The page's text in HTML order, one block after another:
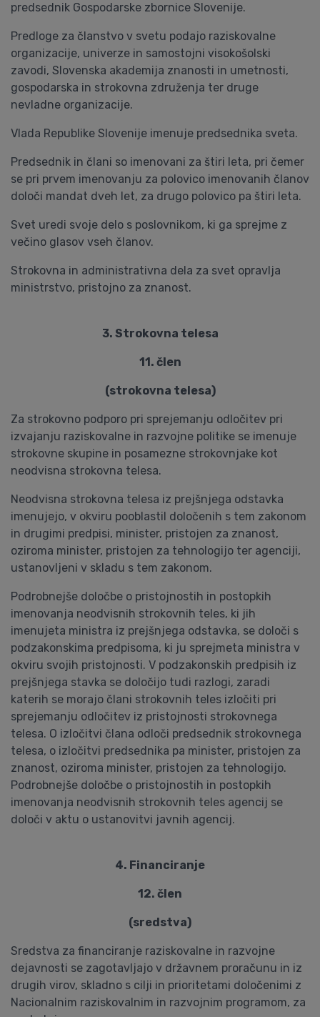
predsednik Gospodarske zbornice Slovenije.
Predloge za članstvo v svetu podajo raziskovalne
organizacije, univerze in samostojni visokošolski
zavodi, Slovenska akademija znanosti in umetnosti,
gospodarska in strokovna združenja ter druge
nevladne organizacije.
Vlada Republike Slovenije imenuje predsednika sveta.
Predsednik in člani so imenovani za štiri leta, pri čemer
se pri prvem imenovanju za polovico imenovanih članov
določi mandat dveh let, za drugo polovico pa štiri leta.
Svet uredi svoje delo s poslovnikom, ki ga sprejme z
večino glasov vseh članov.
Strokovna in administrativna dela za svet opravlja
ministrstvo, pristojno za znanost.
3. Strokovna telesa
11. člen
(strokovna telesa)
Za strokovno podporo pri sprejemanju odločitev pri
izvajanju raziskovalne in razvojne politike se imenuje
strokovne skupine in posamezne strokovnjake kot
neodvisna strokovna telesa.
Neodvisna strokovna telesa iz prejšnjega odstavka
imenujejo, v okviru pooblastil določenih s tem zakonom
in drugimi predpisi, minister, pristojen za znanost,
oziroma minister, pristojen za tehnologijo ter agenciji,
ustanovljeni v skladu s tem zakonom.
Podrobnejše določbe o pristojnostih in postopkih
imenovanja neodvisnih strokovnih teles, ki jih
imenujeta ministra iz prejšnjega odstavka, se določi s
podzakonskima predpisoma, ki ju sprejmeta ministra v
okviru svojih pristojnosti. V podzakonskih predpisih iz
prejšnjega stavka se določijo tudi razlogi, zaradi
katerih se morajo člani strokovnih teles izločiti pri
sprejemanju odločitev iz pristojnosti strokovnega
telesa. O izločitvi člana odloči predsednik strokovnega
telesa, o izločitvi predsednika pa minister, pristojen za
znanost, oziroma minister, pristojen za tehnologijo.
Podrobnejše določbe o pristojnostih in postopkih
imenovanja neodvisnih strokovnih teles agencij se
določi v aktu o ustanovitvi javnih agencij.
4. Financiranje
12. člen
(sredstva)
Sredstva za financiranje raziskovalne in razvojne
dejavnosti se zagotavljajo v državnem proračunu in iz
drugih virov, skladno s cilji in prioritetami določenimi z
Nacionalnim raziskovalnim in razvojnim programom, za